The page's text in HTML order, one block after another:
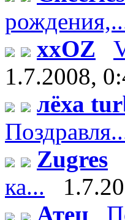
xxOZ
1.7.2008,
лёха
Zugres
ка...
Атец